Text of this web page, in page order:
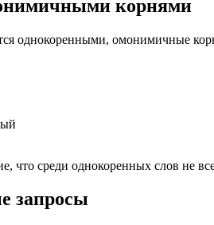
корнями
однокоренными, омонимичные
что среди однокоренных слов не
запросы